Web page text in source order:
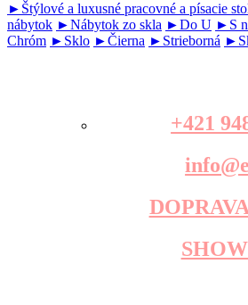
►Štýlové a luxusné pracovné a písacie
nábytok ►Nábytok zo skla ►Do U ►S
Chróm ►Sklo ►Čierna ►Strieborná
+421